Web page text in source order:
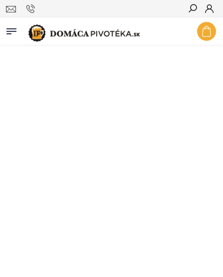
Hľadať